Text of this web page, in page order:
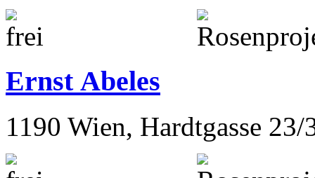
Ernst Abeles
1190 Wien, Hardtgasse 23/